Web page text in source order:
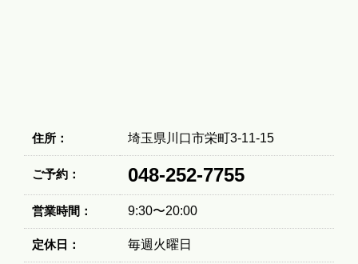
住所： 埼玉県川口市栄町3-11-15
ご予約： 048-252-7755
営業時間： 9:30〜20:00
定休日： 毎週火曜日